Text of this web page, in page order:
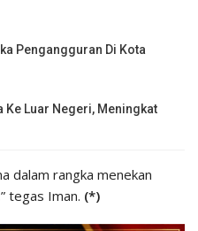
Pengangguran Di Kota
Ke Luar Negeri, Meningkat
dalam rangka menekan
tegas Iman. (*)